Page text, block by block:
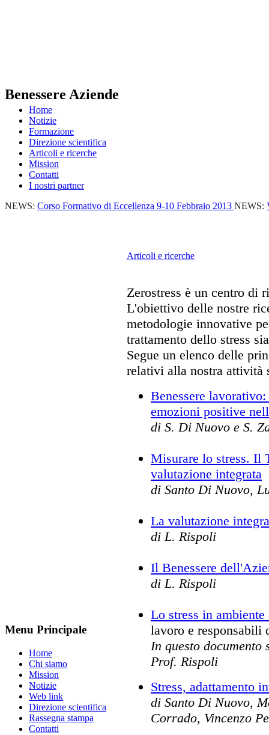
Benessere Aziende
Home
Notizie
Formazione
Direzione scientifica
Articoli e ricerche
Mission
Contatti
I nostri partner
NEWS: Corso Formativo di Eccellenza 9-10 Febbraio 2013 NEWS:
Menu Principale
Home
Chi siamo
Mission
Notizie
Web link
Direzione scientifica
Rassegna stampa
Contatti
Articoli e ricerche
Zerostress è un centro di
L'obiettivo delle nostre
metodologie innovative
trattamento dello stress
Segue un elenco delle
relativi alla nostra attività
Benessere
emozioni positive
di S. Di Nuovo e S.
Misurare lo stress. Il
valutazione integrata
di Santo Di Nuovo,
La valutazione
di L. Rispoli
Il Benessere
di L. Rispoli
Lo stress in
lavoro e responsabili
In questo
Prof. Rispoli
Stress, adattamento
di Santo Di Nuovo,
Corrado, Vincenzo